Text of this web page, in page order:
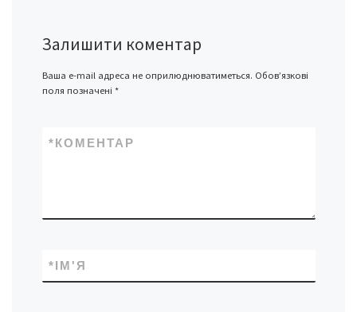
Залишити коментар
Ваша e-mail адреса не оприлюднюватиметься. Обов’язкові
поля позначені *
КОМЕНТАР
*
ІМ'Я
*